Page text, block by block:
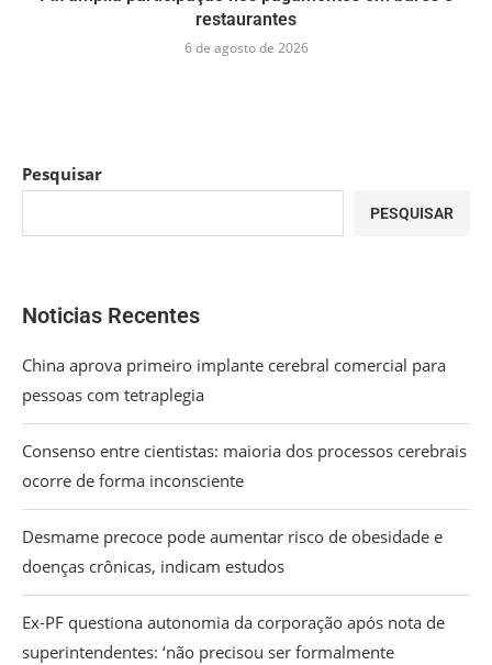
restaurantes
6 de agosto de 2026
Pesquisar
PESQUISAR
Noticias Recentes
China aprova primeiro implante cerebral comercial para
pessoas com tetraplegia
Consenso entre cientistas: maioria dos processos cerebrais
ocorre de forma inconsciente
Desmame precoce pode aumentar risco de obesidade e
doenças crônicas, indicam estudos
Ex-PF questiona autonomia da corporação após nota de
superintendentes: ‘não precisou ser formalmente